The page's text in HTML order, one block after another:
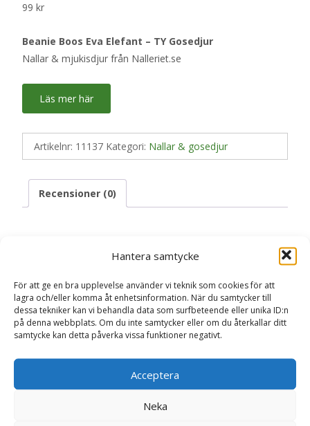
Hantera samtycke
För att ge en bra upplevelse använder vi teknik som cookies för att
lagra och/eller komma åt enhetsinformation. När du samtycker till
dessa tekniker kan vi behandla data som surfbeteende eller unika ID:n
på denna webbplats. Om du inte samtycker eller om du återkallar ditt
samtycke kan detta påverka vissa funktioner negativt.
Acceptera
Neka
99 kr
Beanie Boos Eva Elefant – TY Gosedjur
Nallar & mjukisdjur från Nalleriet.se
Läs mer här
Artikelnr: 11137 Kategori: Nallar & gosedjur
Recensioner (0)
Recensioner
Det finns inga recensioner än.
Bli först med att recensera ”Beanie Boos
Eva Elefant – TY Gosedjur Nallar &
Gosedjur”
Din e-postadress kommer inte publiceras.
är märkta*